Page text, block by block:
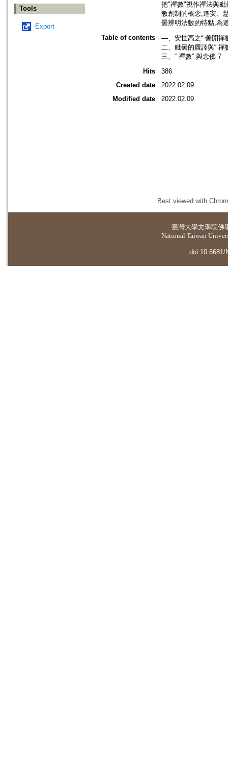
Tools
Export
把"禪數"視作禪法與
教創制的概念,道安、
曇辨明法數的特點,為
Table of contents
―、安世高之“ 善開禪
二、毗曇的廣譯與“ 禪
三、“ 禪數” 與念佛 7
Hits
386
Created date
2022.02.09
Modified date
2022.02.09
Best viewed with
臺灣大學文學院佛
National Taiwan
doi:10.6681/